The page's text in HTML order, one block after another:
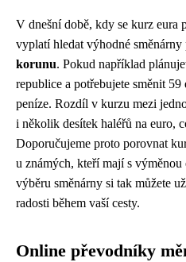
V dnešní době, kdy se kurz eura
vyplatí hledat výhodné směnárny
korunu. Pokud například
republice a potřebujete směnit 59
peníze. Rozdíl v kurzu mezi
i několik desítek haléřů na euro,
Doporučujeme proto porovnat
u známých, kteří mají s
výběru směnárny si tak můžete
radosti během vaší cesty.
Online převodníky